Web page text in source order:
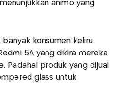
animo yang
banyak konsumen keliru
5A yang dikira mereka
Padahal produk yang dijual
glass untuk